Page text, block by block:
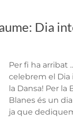
Dia
Per fi ha arribat
celebrem el
la Dansa! Per la
Blanes és un
ja que